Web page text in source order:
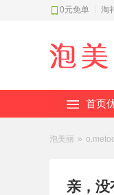
0元免单 淘
首页
泡美丽 »
亲，没